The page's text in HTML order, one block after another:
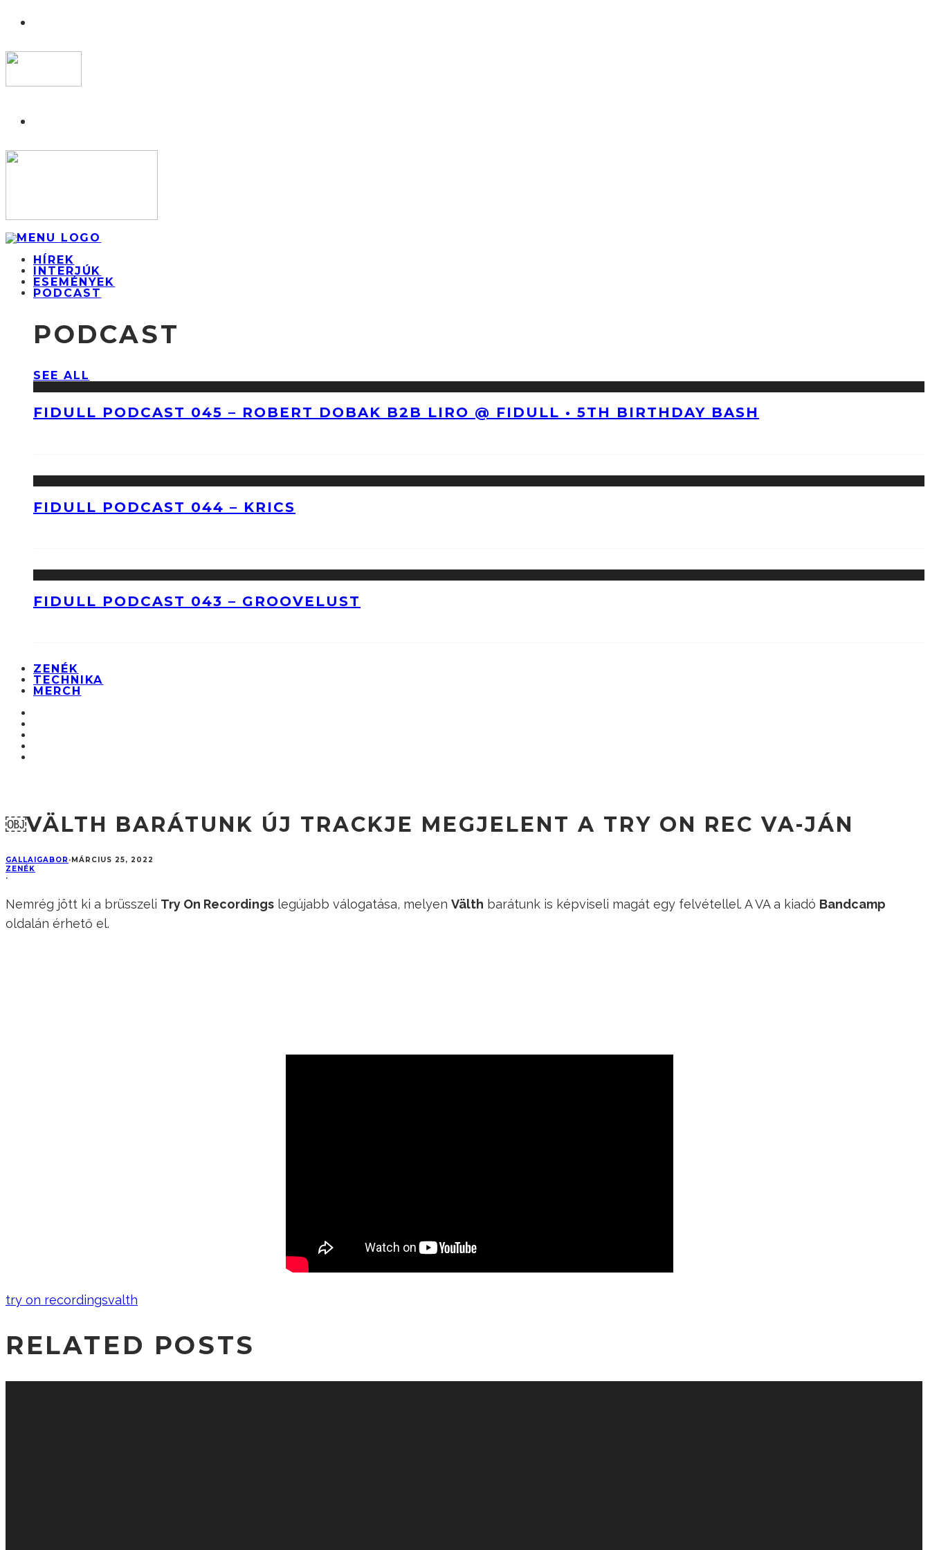
HÍREK
INTERJÚK
ESEMÉNYEK
PODCAST
PODCAST
SEE ALL
FIDULL PODCAST 045 – ROBERT DOBAK B2B LIRO @ FIDULL • 5TH BIRTHDAY BASH
FIDULL PODCAST 044 – KRICS
FIDULL PODCAST 043 – GROOVELUST
ZENÉK
TECHNIKA
MERCH
￼VÄLTH BARÁTUNK ÚJ TRACKJE MEGJELENT A TRY ON REC VA-JÁN
GALLAIGABOR · MÁRCIUS 25, 2022
ZENÉK
·
Nemrég jött ki a brüsszeli Try On Recordings legújabb válogatása, melyen Välth barátunk is képviseli magát egy felvétellel. A VA a kiadó Bandcamp
oldalán érhető el.
try on recordingsvalth
RELATED POSTS